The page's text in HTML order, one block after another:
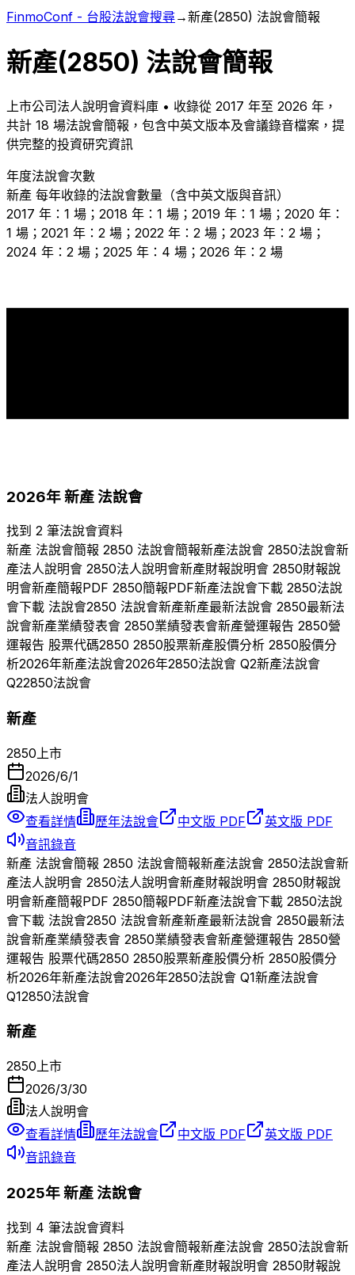
FinmoConf - 台股法說會搜尋→新產(2850) 法說會簡報
新產(2850) 法說會簡報
上市公司法人說明會資料庫 • 收錄從 2017 年至 2026 年，
共計 18 場法說會簡報，包含中英文版本及會議錄音檔案，提
供完整的投資研究資訊
年度法說會次數
新產 每年收錄的法說會數量（含中英文版與音訊）
2017 年：1 場；2018 年：1 場；2019 年：1 場；2020 年：
1 場；2021 年：2 場；2022 年：2 場；2023 年：2 場；
2024 年：2 場；2025 年：4 場；2026 年：2 場
2026年新產法說會
找到 2 筆法說會資料
新產 法說會簡報 2850 法說會簡報新產法說會 2850法說會新
產法人說明會 2850法人說明會新產財報說明會 2850財報說
明會新產簡報PDF 2850簡報PDF新產法說會下載 2850法說
會下載 法說會2850 法說會新產新產最新法說會 2850最新法
說會新產業績發表會 2850業績發表會新產營運報告 2850營
運報告 股票代碼2850 2850股票新產股價分析 2850股價分
析2026年新產法說會2026年2850法說會 Q2新產法說會
Q22850法說會
新產
2850 上市
2026/6/1
法人說明會
查看詳情
歷年法說會 中文版 PDF
英文版 PDF
音訊錄音
新產 法說會簡報 2850 法說會簡報新產法說會 2850法說會新
產法人說明會 2850法人說明會新產財報說明會 2850財報說
明會新產簡報PDF 2850簡報PDF新產法說會下載 2850法說
會下載 法說會2850 法說會新產新產最新法說會 2850最新法
說會新產業績發表會 2850業績發表會新產營運報告 2850營
運報告 股票代碼2850 2850股票新產股價分析 2850股價分
析2026年新產法說會2026年2850法說會 Q1新產法說會
Q12850法說會
新產
2850上市
2026/3/30
法人說明會
查看詳情
歷年法說會 中文版 PDF
英文版 PDF
音訊錄音
2025年新產法說會
找到 4 筆法說會資料
新產 法說會簡報 2850 法說會簡報新產法說會 2850法說會新
產法人說明會 2850法人說明會新產財報說明會 2850財報說